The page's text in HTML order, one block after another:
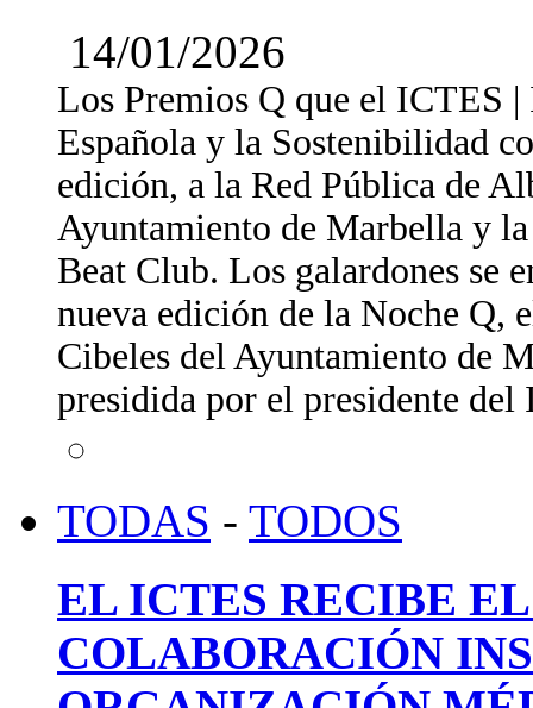
14/01/2026
Los Premios Q que el ICTES
Española y la Sostenibilidad
edición, a la Red Pública de
Ayuntamiento de Marbella y
Beat Club. Los galardones se
nueva edición de la Noche Q,
Cibeles del Ayuntamiento de
presidida por el presidente
TODAS - TODOS
EL ICTES RECIBE
COLABORACIÓN